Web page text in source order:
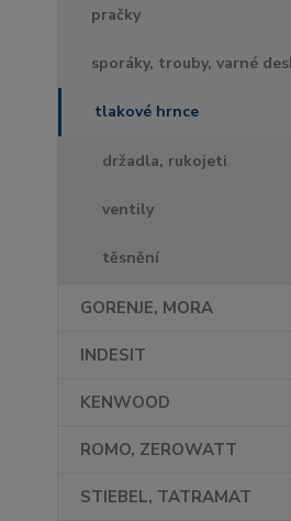
pračky
sporáky, trouby, varné
tlakové hrnce
držadla, rukojeti
ventily
těsnění
GORENJE, MORA
INDESIT
KENWOOD
ROMO, ZEROWATT
STIEBEL, TATRAMAT